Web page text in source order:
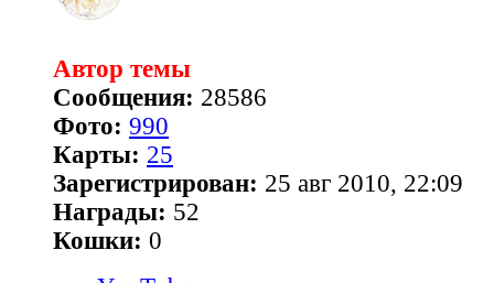
Автор темы
Сообщения: 28586
Фото: 990
Карты: 25
Зарегистрирован: 25 авг 2010, 22:09
Награды: 52
Кошки: 0